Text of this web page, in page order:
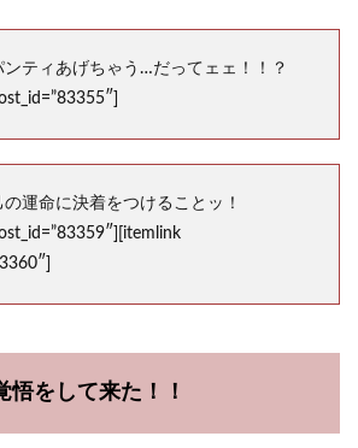
ンティあげちゃう…だってェェ！！？
運命に決着をつけることッ！
悟をして来た！！